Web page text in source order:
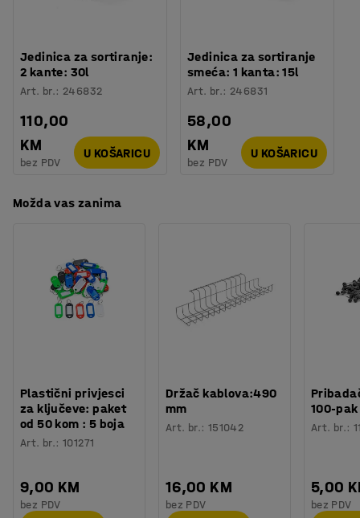
Jedinica za sortiranje:
2 kante: 30l
Art. br.: 246832
110,00
KM
bez PDV
U KOŠARICU
Jedinica za sortiranje
smeća: 1 kanta: 15l
Art. br.: 246831
58,00
KM
bez PDV
U KOŠARICU
Možda vas zanima
Plastični privjesci
za ključeve: paket
od 50 kom : 5 boja
Art. br.:101271
9,00 KM
bez PDV
Držač kablova:490
mm
Art. br.: 151042
16,00 KM
bez PDV
100-pak
Art. br.:
5,00
bez PDV